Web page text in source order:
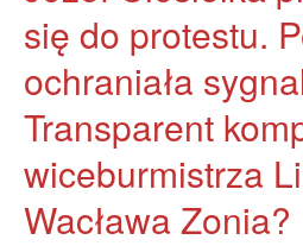
się do protestu.
ochraniała
Transparent
wiceburmistrza
Wacława Zonia?